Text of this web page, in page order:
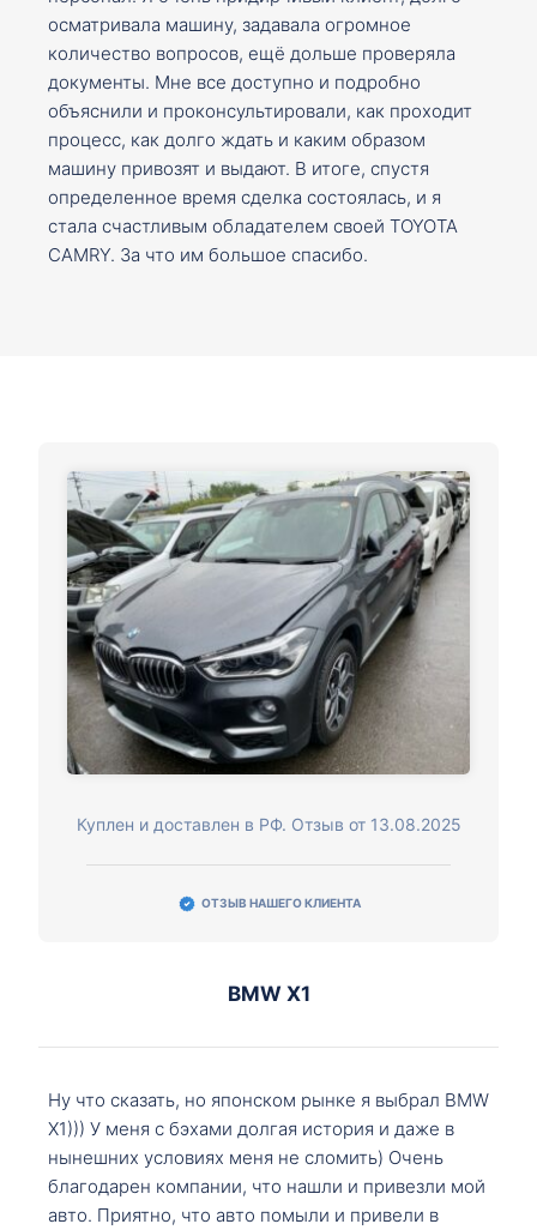
осматривала машину, задавала огромное
количество вопросов, ещё дольше проверяла
документы. Мне все доступно и подробно
объяснили и проконсультировали, как проходит
процесс, как долго ждать и каким образом
машину привозят и выдают. В итоге, спустя
определенное время сделка состоялась, и я
стала счастливым обладателем своей TOYOTA
CAMRY. За что им большое спасибо.
Куплен и доставлен в РФ. Отзыв от 13.08.2025
ОТЗЫВ НАШЕГО КЛИЕНТА
BMW X1
Ну что сказать, но японском рынке я выбрал BMW
X1))) У меня с бэхами долгая история и даже в
нынешних условиях меня не сломить) Очень
благодарен компании, что нашли и привезли мой
авто. Приятно, что авто помыли и привели в